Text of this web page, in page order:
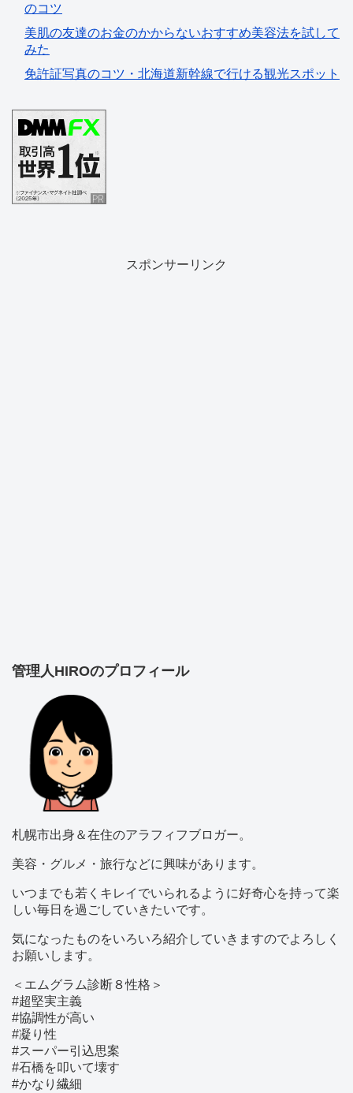
のコツ
美肌の友達のお金のかからないおすすめ美容法を試して
みた
免許証写真のコツ・北海道新幹線で行ける観光スポット
スポンサーリンク
管理人HIROのプロフィール
札幌市出身＆在住のアラフィフブロガー。
美容・グルメ・旅行などに興味があります。
いつまでも若くキレイでいられるように好奇心を持って楽
しい毎日を過ごしていきたいです。
気になったものをいろいろ紹介していきますのでよろしく
お願いします。
＜エムグラム診断８性格＞
#超堅実主義
#協調性が高い
#凝り性
#スーパー引込思案
#石橋を叩いて壊す
#かなり繊細